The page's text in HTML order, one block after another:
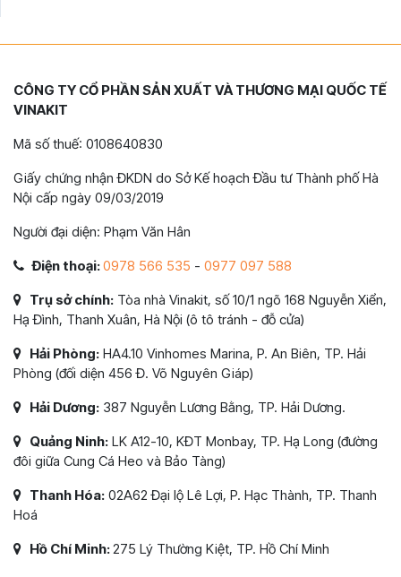
CÔNG TY CỔ PHẦN SẢN XUẤT VÀ THƯƠNG MẠI QUỐC TẾ
VINAKIT
Mã số thuế: 0108640830
Giấy chứng nhận ĐKDN do Sở Kế hoạch Đầu tư Thành phố Hà
Nội cấp ngày 09/03/2019
Người đại diện: Phạm Văn Hân
Điện thoại:0978 566 535 - 0977 097 588
Trụ sở chính: Tòa nhà Vinakit, số 10/1 ngõ 168 Nguyễn Xiển,
Hạ Đình, Thanh Xuân, Hà Nội (ô tô tránh - đỗ cửa)
Hải Phòng: HA4.10 Vinhomes Marina, P. An Biên, TP. Hải
Phòng (đối diện 456 Đ. Võ Nguyên Giáp)
Hải Dương: 387 Nguyễn Lương Bằng, TP. Hải Dương.
Quảng Ninh: LK A12-10, KĐT Monbay, TP. Hạ Long (đường
đôi giữa Cung Cá Heo và Bảo Tàng)
Thanh Hóa: 02A62 Đại lộ Lê Lợi, P. Hạc Thành, TP. Thanh
Hoá
Hồ Chí Minh:275 Lý Thường Kiệt, TP. Hồ Chí Minh